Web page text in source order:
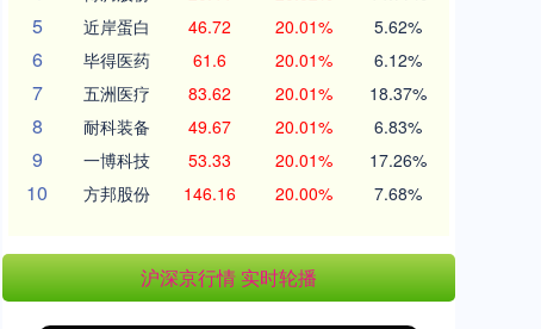
5 近岸蛋白 46.72 20.01% 5.62%
6 毕得医药 61.6 20.01% 6.12%
7 五洲医疗 83.62 20.01% 18.37%
8 耐科装备 49.67 20.01% 6.83%
9 一博科技 53.33 20.01% 17.26%
10 方邦股份 146.16 20.00% 7.68%
沪深京行情 实时轮播